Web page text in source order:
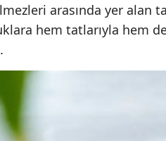
arasında yer alan
hem tatlarıyla hem